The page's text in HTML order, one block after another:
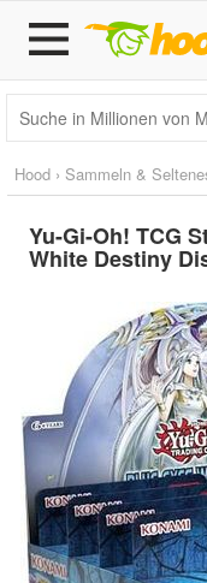
Hood › Sammeln &
Yu-Gi-Oh! TCG
White Destiny